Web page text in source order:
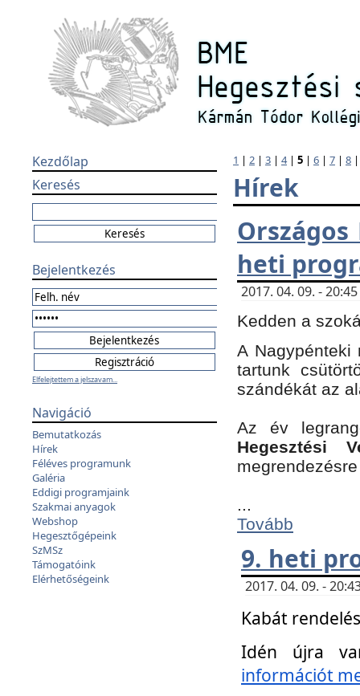
Kezdőlap
Keresés
Bejelentkezés
Elfelejtettem a jelszavam...
Navigáció
Bemutatkozás
Hírek
Féléves programunk
Galéria
Eddigi programjaink
Szakmai anyagok
Webshop
Hegesztőgépeink
SzMSz
Támogatóink
Elérhetőségeink
1 | 2 | 3 | 4| 5 | 6 | 7 | 8
Hírek
Országos
heti
2017. 04. 09. -
Kedden a
A Nagypénteki
tartunk
szándékát az
Az év
Hegesztési
...
Tovább
9. heti
2017. 04. 09. -
Kabát
Idén újra
információt